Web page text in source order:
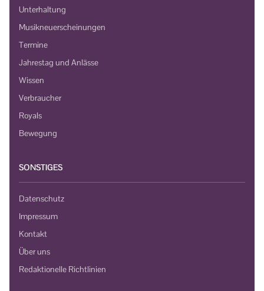
Unterhaltung
Musikneuerscheinungen
Termine
Jahrestag und Anlässe
Wissen
Verbraucher
Royals
Bewegung
SONSTIGES
Datenschutz
Impressum
Kontakt
Über uns
Redaktionelle Richtlinien